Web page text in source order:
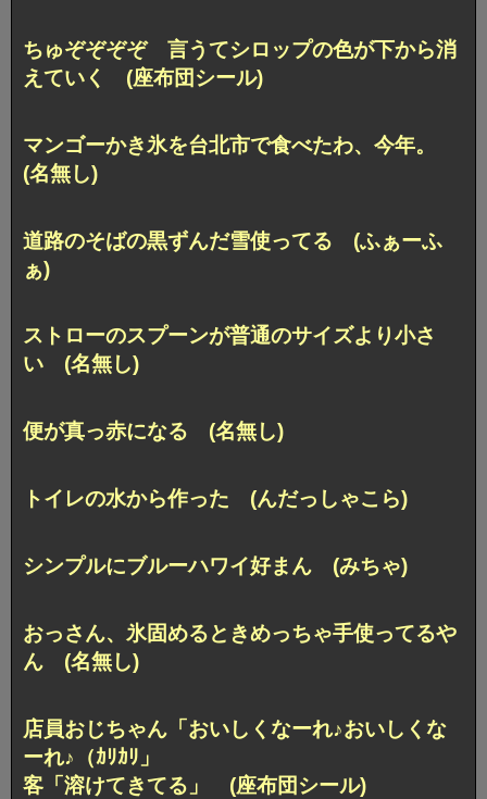
ちゅぞぞぞぞ 言うてシロップの色が下から消
えていく (座布団シール)
マンゴーかき氷を台北市で食べたわ、今年。
(名無し)
道路のそばの黒ずんだ雪使ってる (ふぁーふ
ぁ)
ストローのスプーンが普通のサイズより小さ
い (名無し)
便が真っ赤になる (名無し)
トイレの水から作った (んだっしゃこら)
シンプルにブルーハワイ好まん (みちゃ)
おっさん、氷固めるときめっちゃ手使ってるや
ん (名無し)
店員おじちゃん「おいしくなーれ♪おいしくな
ーれ♪（ｶﾘｶﾘ」
客「溶けてきてる」 (座布団シール)